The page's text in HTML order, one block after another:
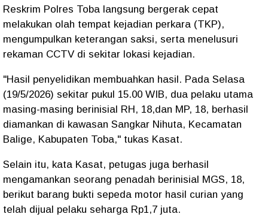
Reskrim Polres Toba langsung bergerak cepat
melakukan olah tempat kejadian perkara (TKP),
mengumpulkan keterangan saksi, serta menelusuri
rekaman CCTV di sekitar lokasi kejadian.
"Hasil penyelidikan membuahkan hasil. Pada Selasa
(19/5/2026) sekitar pukul 15.00 WIB, dua pelaku utama
masing-masing berinisial RH, 18,dan MP, 18, berhasil
diamankan di kawasan Sangkar Nihuta, Kecamatan
Balige, Kabupaten Toba," tukas Kasat.
Selain itu, kata Kasat, petugas juga berhasil
mengamankan seorang penadah berinisial MGS, 18,
berikut barang bukti sepeda motor hasil curian yang
telah dijual pelaku seharga Rp1,7 juta.